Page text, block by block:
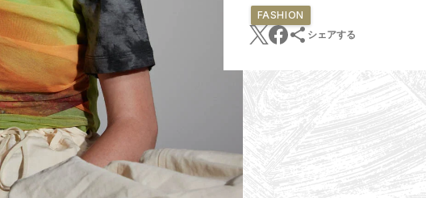
FASHION
シェアする